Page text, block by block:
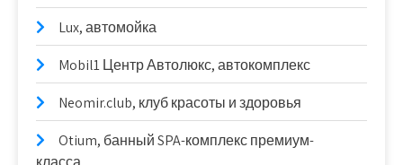
Lux, автомойка
Mobil1 Центр Автолюкс, автокомплекс
Neomir.club, клуб красоты и здоровья
Otium, банный SPA-комплекс премиум-